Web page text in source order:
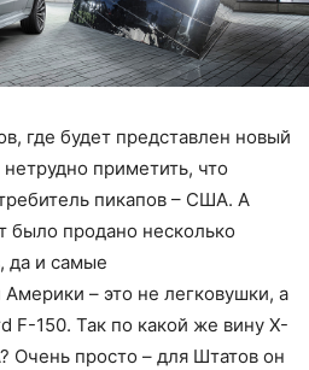
где будет представлен новый
приметить, что
пикапов – США. А
было продано несколько
да и самые
– это не легковушки, а
F-150. Так по какой же вину X-
Очень просто – для Штатов он